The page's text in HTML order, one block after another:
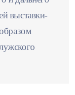
выставки-